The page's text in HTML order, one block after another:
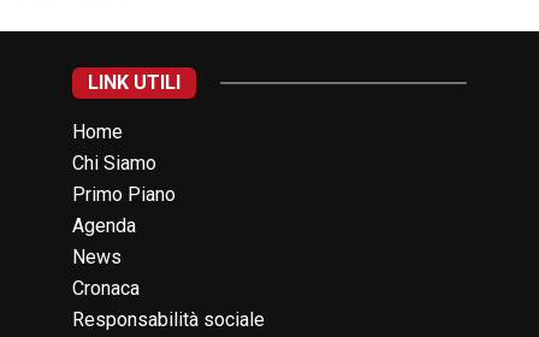
LINK UTILI
Home
Chi Siamo
Primo Piano
Agenda
News
Cronaca
Responsabilità sociale